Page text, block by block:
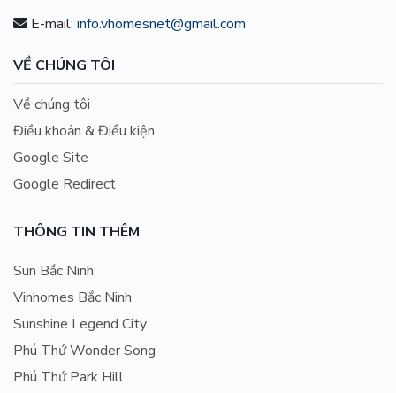
E-mail: info.vhomesnet@gmail.com
VỀ CHÚNG TÔI
Về chúng tôi
Điều khoản & Điều kiện
Google Site
Google Redirect
THÔNG TIN THÊM
Sun Bắc Ninh
Vinhomes Bắc Ninh
Sunshine Legend City
Phú Thứ Wonder Song
Phú Thứ Park Hill